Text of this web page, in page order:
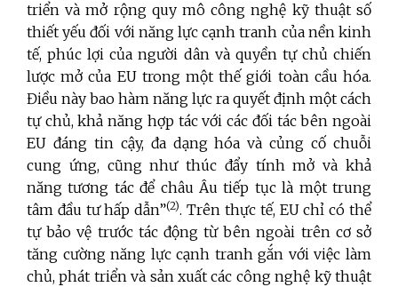
triển và mở rộng quy mô công nghệ kỹ thuật số
thiết yếu đối với năng lực cạnh tranh của nền kinh
tế, phúc lợi của người dân và quyền tự chủ chiến
lược mở của EU trong một thế giới toàn cầu hóa.
Điều này bao hàm năng lực ra quyết định một cách
tự chủ, khả năng hợp tác với các đối tác bên ngoài
EU đáng tin cậy, đa dạng hóa và củng cố chuỗi
cung ứng, cũng như thúc đẩy tính mở và khả
năng tương tác để châu Âu tiếp tục là một trung
tâm đầu tư hấp dẫn”(2). Trên thực tế, EU chỉ có thể
tự bảo vệ trước tác động từ bên ngoài trên cơ sở
tăng cường năng lực cạnh tranh gắn với việc làm
chủ, phát triển và sản xuất các công nghệ kỹ thuật